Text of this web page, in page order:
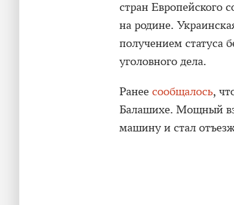
стран Европейского
на родине.
получением статуса
уголовного дела.
Ранее сообщалось,
Балашихе. Мощный
машину и стал